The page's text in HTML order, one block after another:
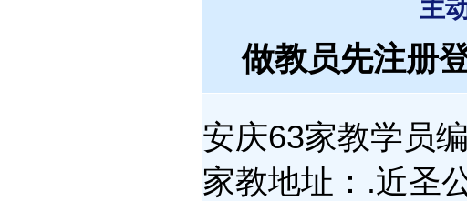
主
做教员先注册
安庆63家教学员
家教地址：.近圣